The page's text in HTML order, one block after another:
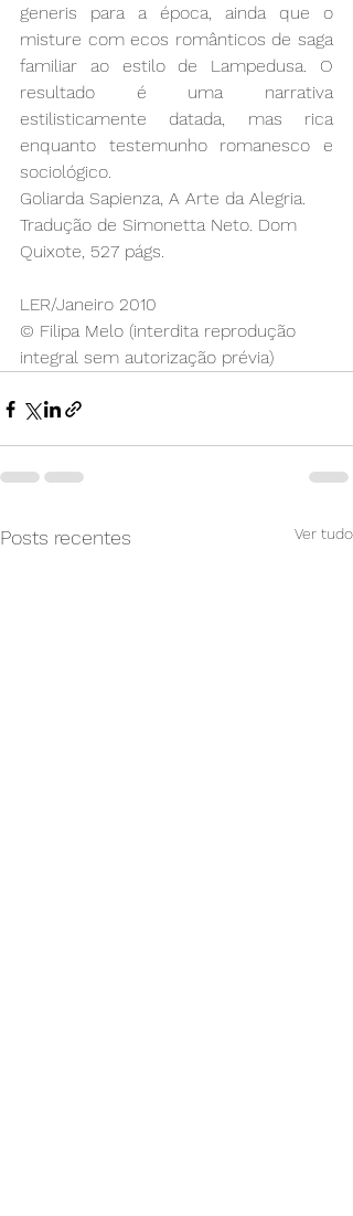
generis para a época, ainda que o
misture com ecos românticos de saga
familiar ao estilo de Lampedusa. O
resultado é uma narrativa
estilisticamente datada, mas rica
enquanto testemunho romanesco e
sociológico.
Goliarda Sapienza, A Arte da Alegria.
Tradução de Simonetta Neto. Dom
Quixote, 527 págs.
LER/Janeiro 2010
© Filipa Melo (interdita reprodução
integral sem autorização prévia)
Posts recentes Ver tudo